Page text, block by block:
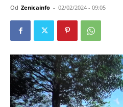
Od Zenicainfo - 02/02/2024 - 09:05